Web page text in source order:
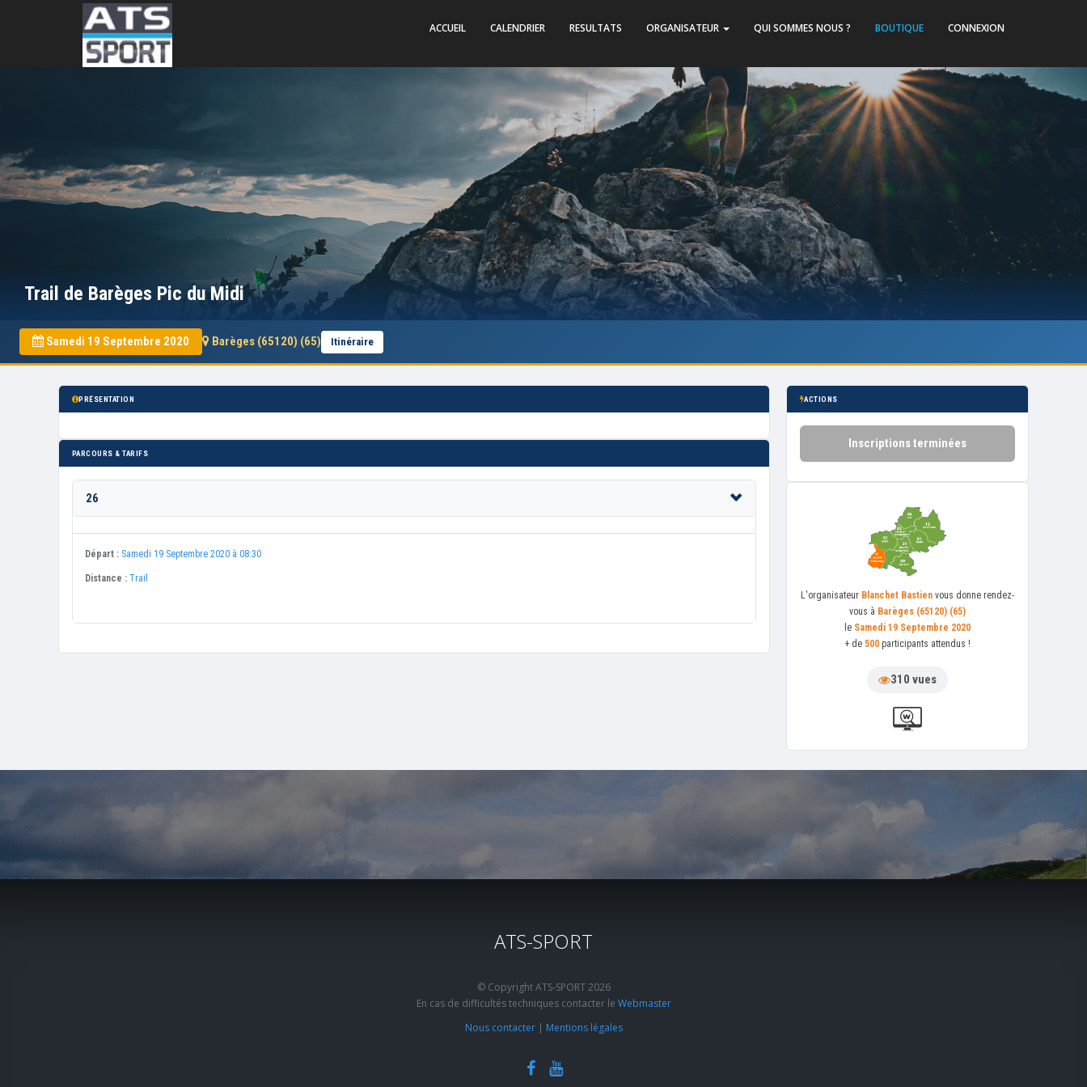
ACCUEIL CALENDRIER RESULTATS ORGANISATEUR QUI SOMMES NOUS ? BOUTIQUE CONNEXION
Trail de Barèges Pic du Midi
Samedi 19 Septembre 2020 Barèges (65120) (65) Itinéraire
PRÉSENTATION
PARCOURS & TARIFS
26
Départ : Samedi 19 Septembre 2020 à 08:30
Distance : Trail
ACTIONS
Inscriptions terminées
L'organisateur Blanchet Bastien vous donne rendez-
vous à Barèges (65120) (65)
le Samedi 19 Septembre 2020
+ de 500 participants attendus !
310 vues
ATS-SPORT
© Copyright ATS-SPORT 2026
En cas de difficultés techniques contacter le Webmaster
Nous contacter| Mentions légales